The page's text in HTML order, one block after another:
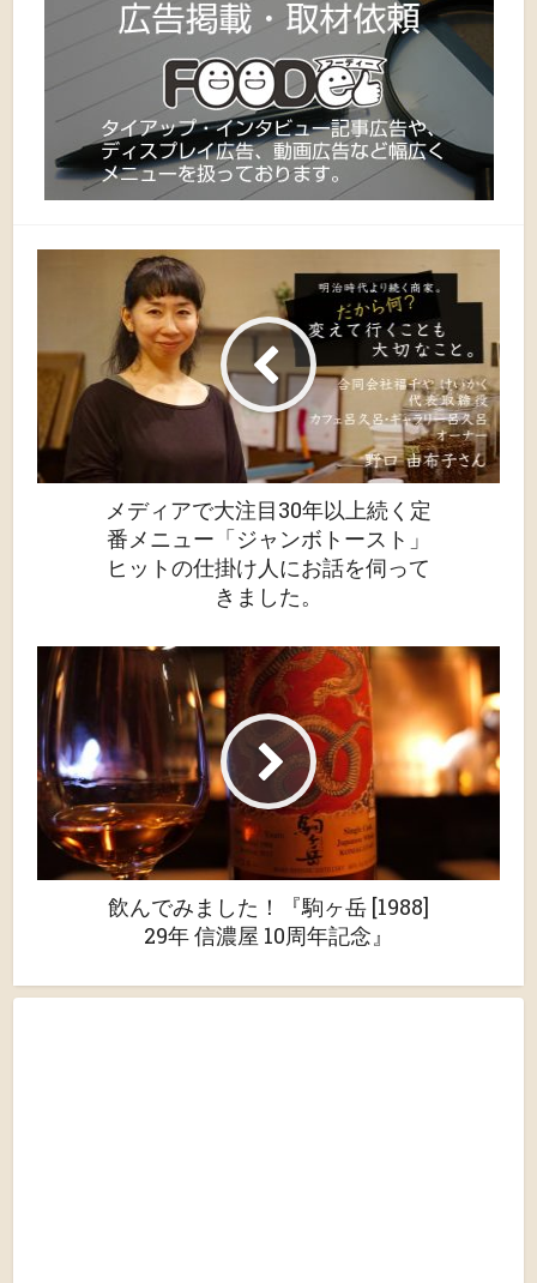
メディアで大注目30年以上続く定
番メニュー「ジャンボトースト」
ヒットの仕掛け人にお話を伺って
きました。
飲んでみました！『駒ヶ岳 [1988]
29年 信濃屋 10周年記念』